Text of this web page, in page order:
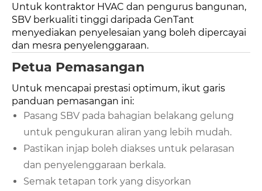
Untuk kontraktor HVAC dan pengurus bangunan,
SBV berkualiti tinggi daripada GenTant
menyediakan penyelesaian yang boleh dipercayai
dan mesra penyelenggaraan.
Petua Pemasangan
Untuk mencapai prestasi optimum, ikut garis
panduan pemasangan ini:
Pasang SBV pada bahagian belakang gelung
untuk pengukuran aliran yang lebih mudah.
Pastikan injap boleh diakses untuk pelarasan
dan penyelenggaraan berkala.
Semak tetapan tork yang disyorkan